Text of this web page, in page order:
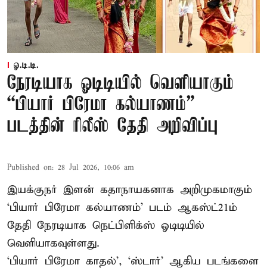
ஓ.டி.டி.
நேரடியாக ஓடிடியில் வெளியாகும்
“பியார் பிரேமா கல்யாணம்”
படத்தின் ரிலீஸ் தேதி அறிவிப்பு
Published on: 28 Jul 2026, 10:06 am
இயக்குநர் இளன் கதாநாயகனாக அறிமுகமாகும்
‘பி​யார் பிரேமா கல்​யாணம்’ படம் ஆகஸ்ட்21ம்
தேதி நேரடியாக நெட்பிளிக்ஸ் ஓடிடியில்
வெளியாகவுள்ளது.
‘பி​யார் பிரேமா காதல்’, ‘ஸ்​டார்’ ஆகிய படங்​களை